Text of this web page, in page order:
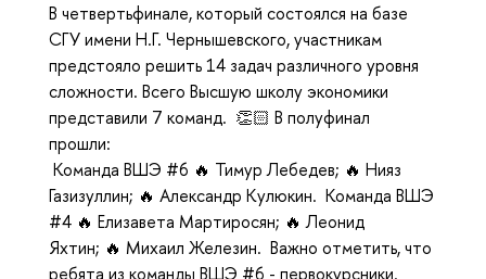
В четвертьфинале, который состоялся на базе
СГУ имени Н.Г. Чернышевского, участникам
предстояло решить 14 задач различного уровня
сложности. Всего Высшую школу экономики
представили 7 команд. 👏🏻 В полуфинал
прошли:
Команда ВШЭ #6 🔥 Тимур Лебедев; 🔥 Нияз
Газизуллин; 🔥 Александр Кулюкин. Команда ВШЭ
#4 🔥 Елизавета Мартиросян; 🔥 Леонид
Яхтин; 🔥 Михаил Железин. Важно отметить, что
ребята из команды ВШЭ #6 - первокурсники.